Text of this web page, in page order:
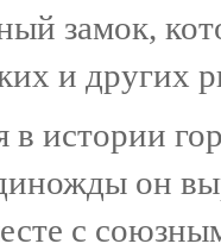
замок,
и других
в истории
он
с